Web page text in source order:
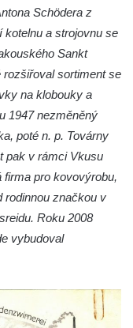
v
Schödera z
kotelnu a strojovnu se
Sankt
sortiment se
na klobouky a
1947 nezměněný
poté n. p. Továrny
pak v rámci Vkusu
pro kovovýrobu,
rodinnou značkou v
Roku 2008
vybudoval